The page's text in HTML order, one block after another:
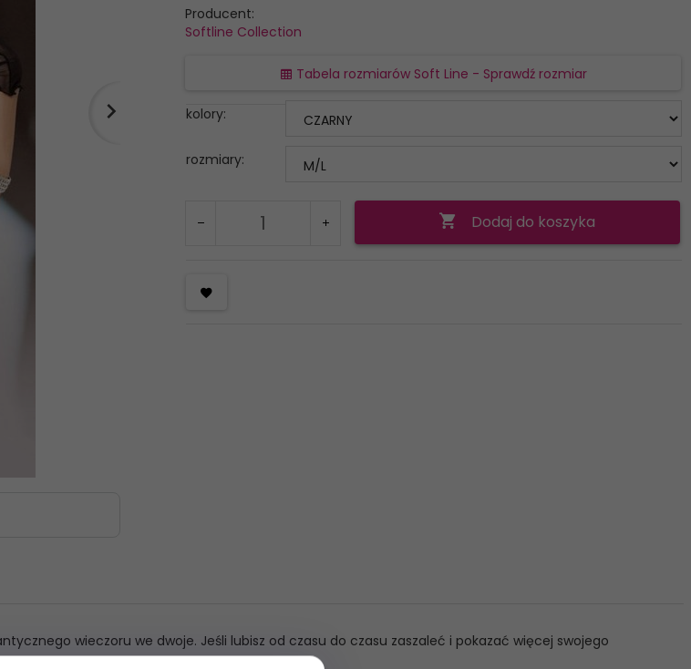
Producent:
Softline Collection
Tabela rozmiarów Soft Line - Sprawdź rozmiar
kolory:
rozmiary:
Dodaj do koszyka
wieczoru we dwoje. Jeśli lubisz od czasu do czasu zaszaleć i pokazać więcej swojego